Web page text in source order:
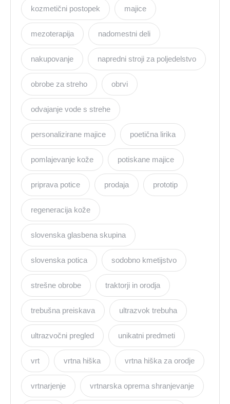
kozmetični postopek majice
mezoterapija nadomestni deli
nakupovanje napredni stroji za poljedelstvo
obrobe za streho obrvi
odvajanje vode s strehe
personalizirane majice poetična lirika
pomlajevanje kože potiskane majice
priprava potice prodaja prototip
regeneracija kože
slovenska glasbena skupina
slovenska potica sodobno kmetijstvo
strešne obrobe traktorji in orodja
trebušna preiskava ultrazvok trebuha
ultrazvočni pregled unikatni predmeti
vrt vrtna hiška vrtna hiška za orodje
vrtnarjenje vrtnarska oprema shranjevanje